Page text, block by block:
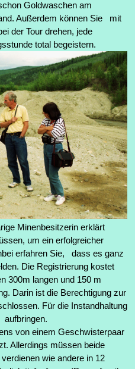
Goldwaschen am
Außerdem können Sie mit
der Tour drehen, jede
total begeistern.
Minenbesitzerin erklärt
um ein erfolgreicher
erfahren Sie, dass es ganz
Die Registrierung kostet
300m langen und 150 m
Darin ist die Berechtigung zur
Für die Instandhaltung
aufbringen.
von einem Geschwisterpaar
Allerdings müssen beide
wie andere in 12